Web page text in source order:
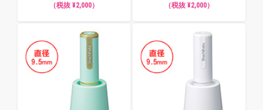
（税抜 ¥2,000）
（税抜 ¥2,000）